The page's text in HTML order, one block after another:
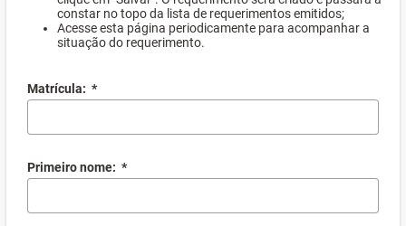
constar no topo da lista de requerimentos emitidos;
Acesse esta página periodicamente para acompanhar a
situação do requerimento.
Matrícula: *
Primeiro nome: *